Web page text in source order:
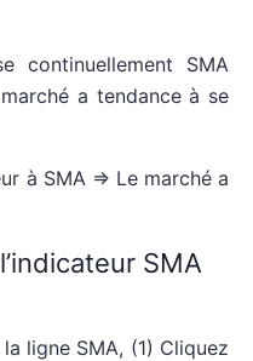
continuellement SMA
a tendance à se
à SMA => Le marché a
SMA
ligne SMA, (1) Cliquez